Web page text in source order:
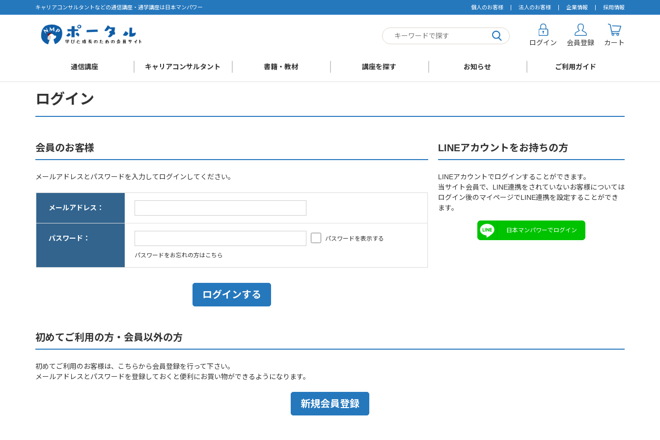
キャリアコンサルタントなどの通信講座・通学講座は日本マンパワー 個人のお客様 法人のお客様 企業情報 採用情報
ログイン 会員登録 カート
通信講座 キャリアコンサルタント 書籍・教材 講座を探す お知らせ ご利用ガイド
ログイン
会員のお客様
メールアドレスとパスワードを入力してログインしてください。
メールアドレス：
パスワード： パスワードを表示する
パスワードをお忘れの方はこちら
LINEアカウントをお持ちの方
LINEアカウントでログインすることができます。
当サイト会員で、LINE連携をされていないお客様については
ログイン後のマイページでLINE連携を設定することができ
ます。
日本マンパワーでログイン
初めてご利用の方・会員以外の方
初めてご利用のお客様は、こちらから会員登録を行って下さい。
メールアドレスとパスワードを登録しておくと便利にお買い物ができるようになります。